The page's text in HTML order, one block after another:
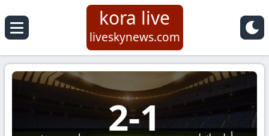
kora live
liveskynews.com
2-1